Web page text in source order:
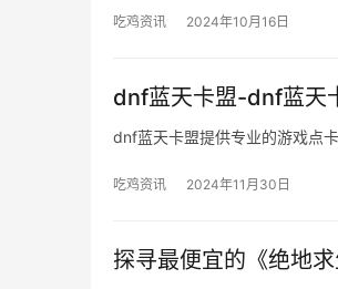
吃鸡资讯 2024年10月16日
dnf蓝天卡盟-dnf蓝天
dnf蓝天卡盟提供专业的游戏点
吃鸡资讯 2024年11月30日
探寻最便宜的《绝地